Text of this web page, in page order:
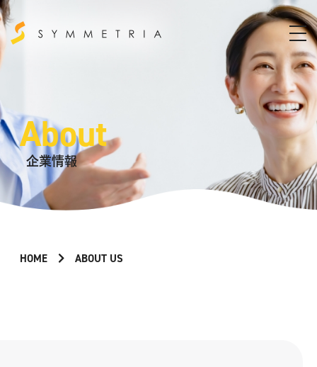
About
企業情報
HOME ABOUT US